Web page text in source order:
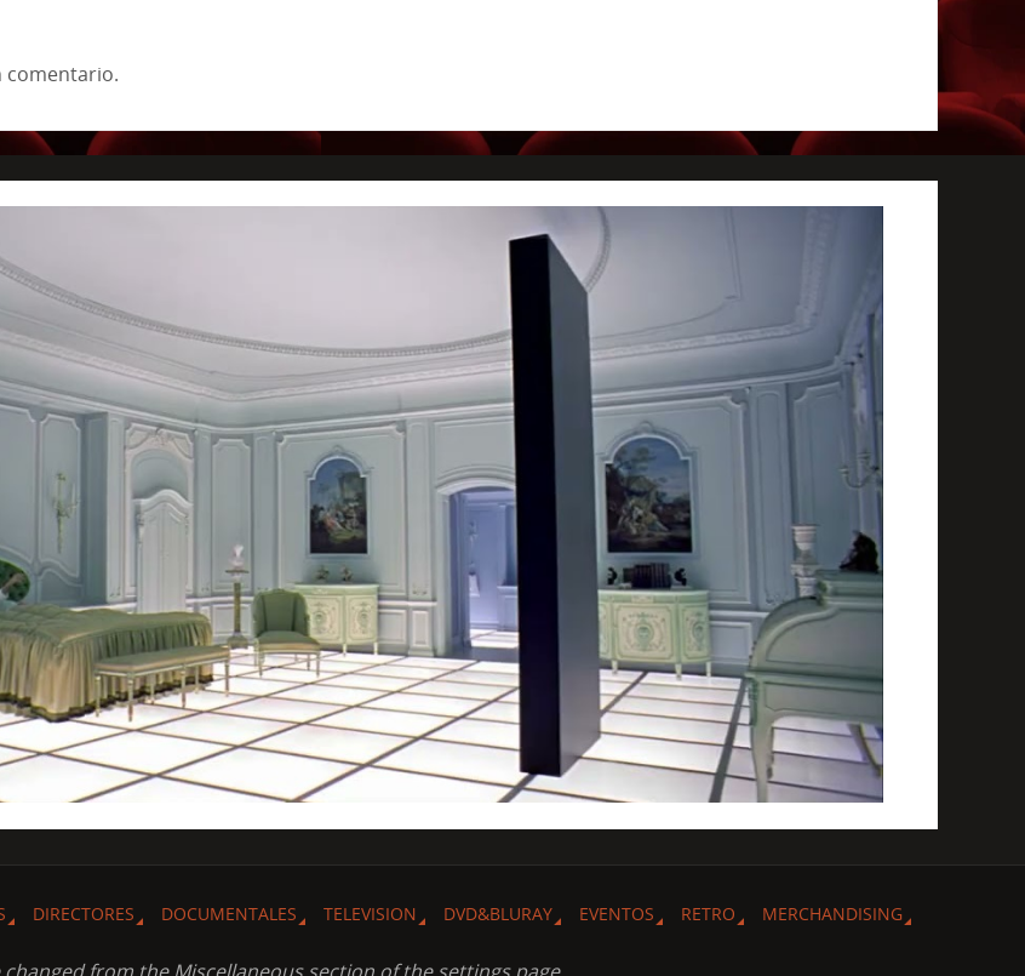
comentario.
DIRECTORES DOCUMENTALES TELEVISION DVD&BLURAY EVENTOS RETRO MERCHANDISING